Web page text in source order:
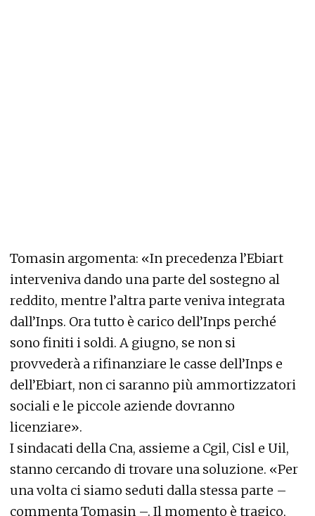
Tomasin argomenta: «In precedenza l’Ebiart
interveniva dando una parte del sostegno al
reddito, mentre l’altra parte veniva integrata
dall’Inps. Ora tutto è carico dell’Inps perché
sono finiti i soldi. A giugno, se non si
provvederà a rifinanziare le casse dell’Inps e
dell’Ebiart, non ci saranno più ammortizzatori
sociali e le piccole aziende dovranno
licenziare».
I sindacati della Cna, assieme a Cgil, Cisl e Uil,
stanno cercando di trovare una soluzione. «Per
una volta ci siamo seduti dalla stessa parte –
commenta Tomasin –. Il momento è tragico,